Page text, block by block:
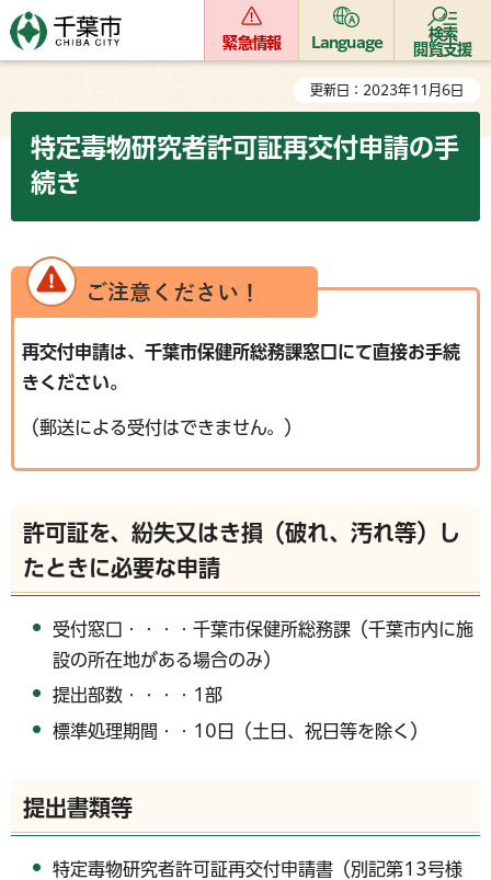
緊急情報 Language
検索
閲覧支援
更新日：2023年11月6日
特定毒物研究者許可証再交付申請の手
続き
再交付申請は、千葉市保健所総務課窓口にて直接お手続
きください。
（郵送による受付はできません。）
許可証を、紛失又はき損（破れ、汚れ等）し
たときに必要な申請
受付窓口・・・・千葉市保健所総務課（千葉市内に施
設の所在地がある場合のみ）
提出部数・・・・1部
標準処理期間・・10日（土日、祝日等を除く）
提出書類等
特定毒物研究者許可証再交付申請書（別記第13号様